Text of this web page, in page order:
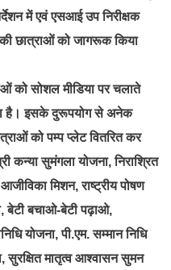
में एवं एसआई उप निरीक्षक
की छात्राओं को जागरूक किया
को सोशल मीडिया पर चलाते
है। इसके दुरूपयोग से अनेक
को पम्प प्लेट वितरित कर
कन्या सुमंगला योजना, निराश्रित
मिशन, राष्ट्रीय पोषण
बेटी बचाओ-बेटी पढ़ाओ,
योजना, पी.एम. सम्मान निधि
सुरक्षित मातृत्व आश्वासन सुमन